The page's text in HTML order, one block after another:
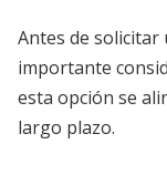
Antes de solicitar
importante
esta opción se
largo plazo.